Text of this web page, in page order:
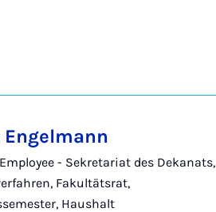
- Sekretariat des Dekanats,
Fakultätsrat,
Haushalt